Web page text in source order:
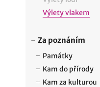
Výlety vlakem
Za poznáním
Památky
Kam do přírody
Kam za kulturou